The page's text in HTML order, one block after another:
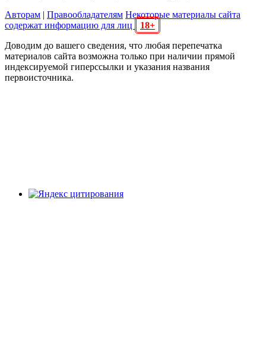
Авторам | Правообладателям Некоторые материалы сайта
содержат информацию для лиц
18+
Доводим до вашего сведения, что любая перепечатка
материалов сайта возможна только при наличии прямой
индексируемой гиперссылки и указания названия
первоисточника.